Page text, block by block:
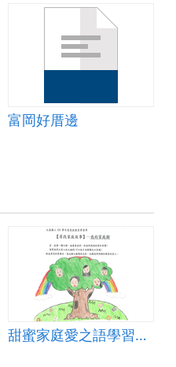
富岡好厝邊
甜蜜家庭愛之語學習單-我的家庭樹學習單範本